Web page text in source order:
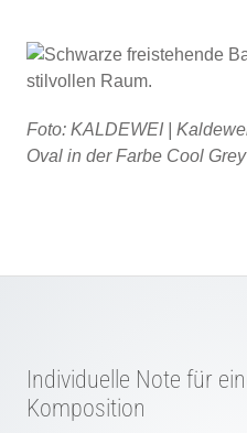
Foto: KALDEWEI |
Oval in der Farbe Cool
Individuelle Note für
Komposition